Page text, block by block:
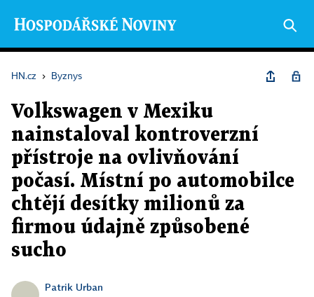
HN.cz › Byznys
Volkswagen v Mexiku
nainstaloval kontroverzní
přístroje na ovlivňování
počasí. Místní po automobilce
chtějí desítky milionů za
firmou údajně způsobené
sucho
Patrik Urban